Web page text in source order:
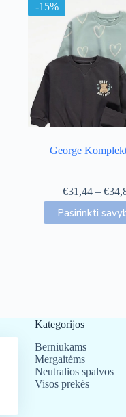
-15%
George
€31,44 – €
PasirinktiThis
page
Kategorijos
Berniukams
Mergaitėms
Neutralios spalvos
Visos prekės